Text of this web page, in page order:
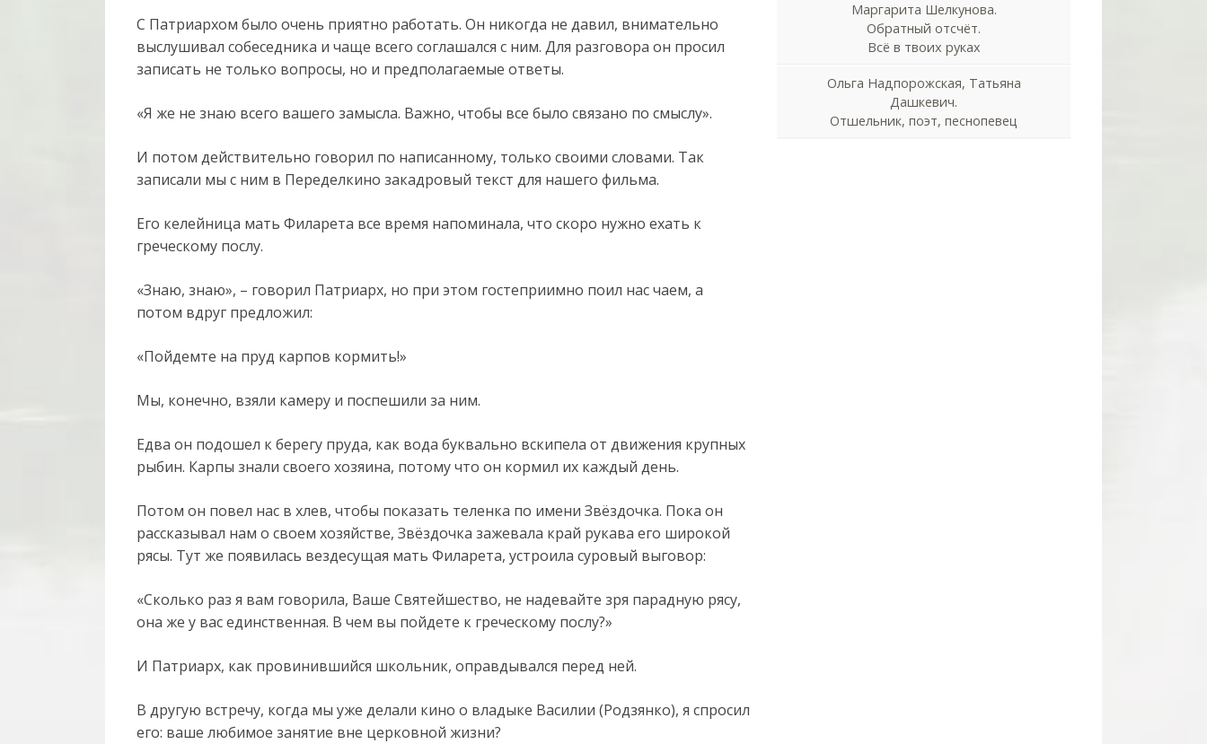
С Патриархом было очень приятно работать. Он никогда не давил, внимательно
выслушивал собеседника и чаще всего соглашался с ним. Для разговора он просил
записать не только вопросы, но и предполагаемые ответы.
«Я же не знаю всего вашего замысла. Важно, чтобы все было связано по смыслу».
И потом действительно говорил по написанному, только своими словами. Так
записали мы с ним в Переделкино закадровый текст для нашего фильма.
Его келейница мать Филарета все время напоминала, что скоро нужно ехать к
греческому послу.
«Знаю, знаю», – говорил Патриарх, но при этом гостеприимно поил нас чаем, а
потом вдруг предложил:
«Пойдемте на пруд карпов кормить!»
Мы, конечно, взяли камеру и поспешили за ним.
Едва он подошел к берегу пруда, как вода буквально вскипела от движения крупных
рыбин. Карпы знали своего хозяина, потому что он кормил их каждый день.
Потом он повел нас в хлев, чтобы показать теленка по имени Звёздочка. Пока он
рассказывал нам о своем хозяйстве, Звёздочка зажевала край рукава его широкой
рясы. Тут же появилась вездесущая мать Филарета, устроила суровый выговор:
«Сколько раз я вам говорила, Ваше Святейшество, не надевайте зря парадную рясу,
она же у вас единственная. В чем вы пойдете к греческому послу?»
И Патриарх, как провинившийся школьник, оправдывался перед ней.
В другую встречу, когда мы уже делали кино о владыке Василии (Родзянко), я спросил
его: ваше любимое занятие вне церковной жизни?
Маргарита Шелкунова.
Обратный отсчёт.
Всё в твоих руках
Ольга Надпорожская, Татьяна
Дашкевич.
Отшельник, поэт, песнопевец